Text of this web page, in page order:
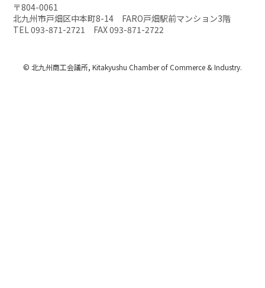
〒804-0061
北九州市戸畑区中本町8-14 FARO戸畑駅前マンション3階
TEL 093-871-2721 FAX093-871-2722
© 北九州商工会議所, Kitakyushu Chamber of Commerce & Industry.